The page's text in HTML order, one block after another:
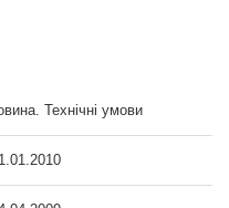
Технічні умови